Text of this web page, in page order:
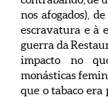
nos afogados),
escravatura e à
guerra da
impacto no
monásticas
que o tabaco era